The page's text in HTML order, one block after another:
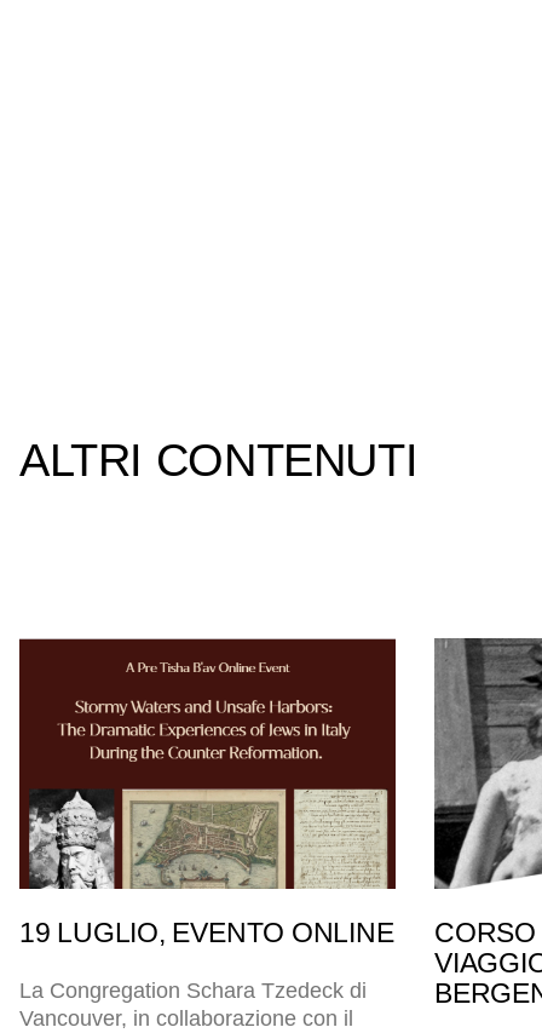
ALTRI CONTENUTI
19 LUGLIO, EVENTO ONLINE
La Congregation Schara Tzedeck di
Vancouver, in collaborazione con il